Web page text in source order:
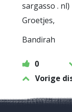
sargasso . nl)
Groetjes,
Bandirah
0
Vorige